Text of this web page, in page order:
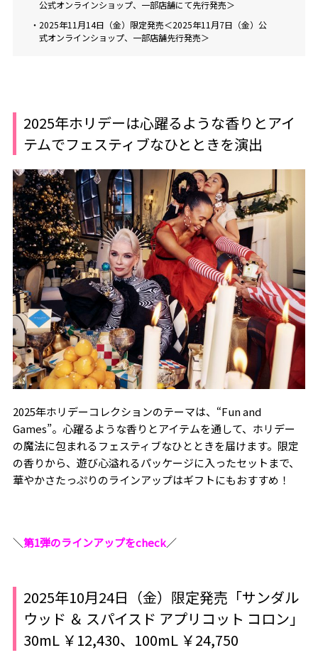
公式オンラインショップ、一部店舗にて先行発売＞
・2025年11月14日（金）限定発売＜2025年11月7日（金）公
式オンラインショップ、一部店舗先行発売＞
2025年ホリデーは心躍るような香りとアイ
テムでフェスティブなひとときを演出
2025年ホリデーコレクションのテーマは、“Fun and
Games”。心躍るような香りとアイテムを通して、ホリデー
の魔法に包まれるフェスティブなひとときを届けます。限定
の香りから、遊び心溢れるパッケージに入ったセットまで、
華やかさたっぷりのラインアップはギフトにもおすすめ！
＼第1弾のラインアップをcheck／
2025年10月24日（金）限定発売「サンダル
ウッド ＆ スパイスド アプリコット コロン」
30mL ￥12,430、100mL ￥24,750